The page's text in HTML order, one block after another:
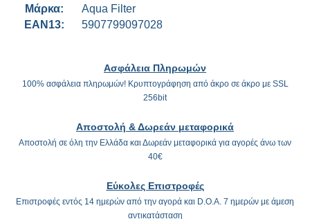
Μάρκα
Aqua Filter
EAN13
5907799097028
Ασφάλεια Πληρωμών
100% ασφάλεια πληρωμών! Κρυπτογράφηση από άκρο σε άκρο με SSL
256bit
Αποστολή & Δωρεάν μεταφορικά
Αποστολή σε όλη την Ελλάδα και Δωρεάν μεταφορικά για αγορές άνω των
40€
Εύκολες Επιστροφές
Επιστροφές εντός 14 ημερών από την αγορά και D.O.A. 7 ημερών με άμεση
αντικατάσταση